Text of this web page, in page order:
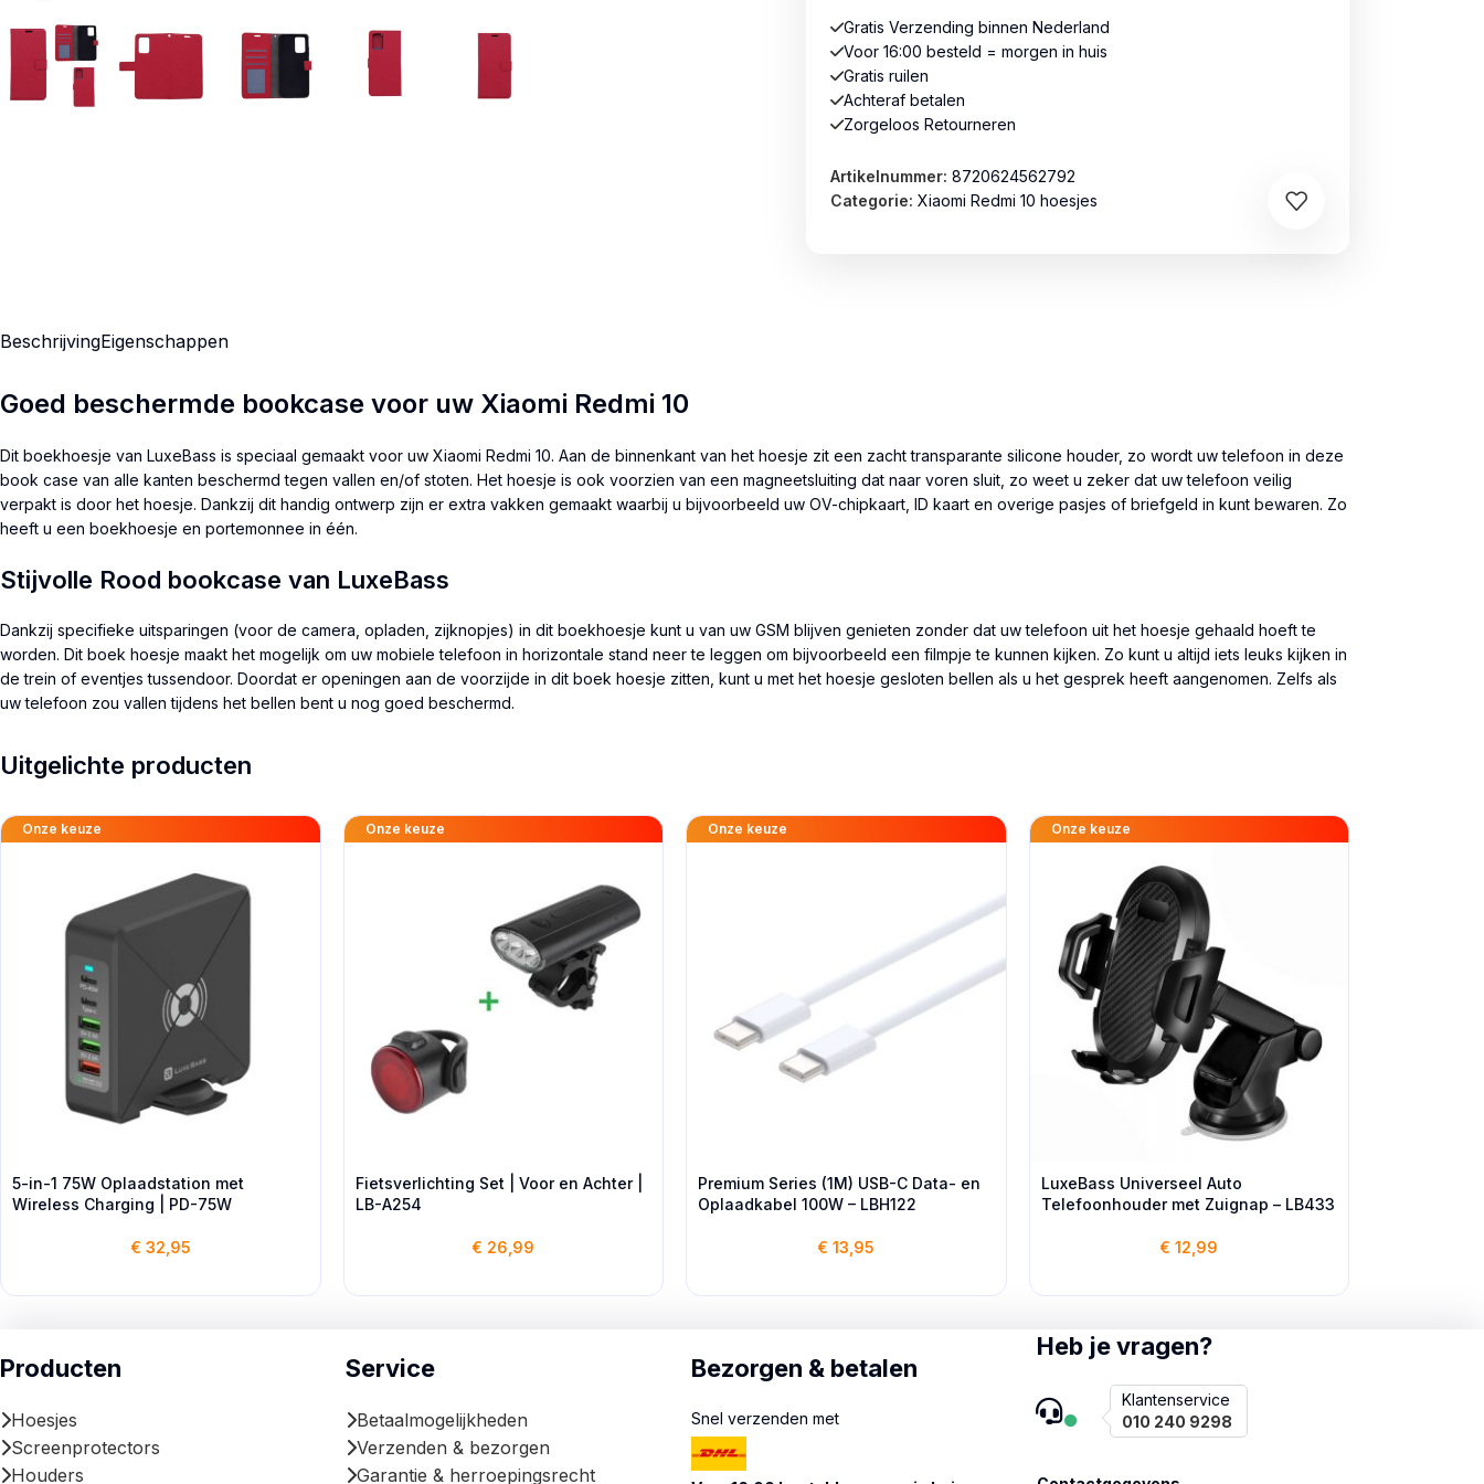
Gratis Verzending binnen Nederland
Voor 16:00 besteld = morgen in huis
Gratis ruilen
Achteraf betalen
Zorgeloos Retourneren
Artikelnummer:8720624562792
Categorie: Xiaomi Redmi 10 hoesjes
BeschrijvingEigenschappen
Goed beschermde bookcase voor uw Xiaomi Redmi 10
Dit boekhoesje van LuxeBass is speciaal gemaakt voor uw Xiaomi Redmi 10. Aan de binnenkant van het hoesje zit een zacht transparante silicone houder, zo wordt uw telefoon in deze
book case van alle kanten beschermd tegen vallen en/of stoten. Het hoesje is ook voorzien van een magneetsluiting dat naar voren sluit, zo weet u zeker dat uw telefoon veilig
verpakt is door het hoesje. Dankzij dit handig ontwerp zijn er extra vakken gemaakt waarbij u bijvoorbeeld uw OV-chipkaart, ID kaart en overige pasjes of briefgeld in kunt bewaren. Zo
heeft u een boekhoesje en portemonnee in één.
Stijvolle Rood bookcase van LuxeBass
Dankzij specifieke uitsparingen (voor de camera, opladen, zijknopjes) in dit boekhoesje kunt u van uw GSM blijven genieten zonder dat uw telefoon uit het hoesje gehaald hoeft te
worden. Dit boek hoesje maakt het mogelijk om uw mobiele telefoon in horizontale stand neer te leggen om bijvoorbeeld een filmpje te kunnen kijken. Zo kunt u altijd iets leuks kijken in
de trein of eventjes tussendoor. Doordat er openingen aan de voorzijde in dit boek hoesje zitten, kunt u met het hoesje gesloten bellen als u het gesprek heeft aangenomen. Zelfs als
uw telefoon zou vallen tijdens het bellen bent u nog goed beschermd.
Uitgelichte producten
Onze keuze
5-in-1 75W Oplaadstation met
Wireless Charging | PD-75W
€ 32,95
Onze keuze
Fietsverlichting Set | Voor en Achter |
LB-A254
€ 26,99
Onze keuze
Premium Series (1M) USB-C Data- en
Oplaadkabel 100W – LBH122
€ 13,95
Onze keuze
LuxeBass Universeel Auto
Telefoonhouder met Zuignap – LB433
€ 12,99
Producten
Hoesjes
Screenprotectors
Houders
Service
Betaalmogelijkheden
Verzenden & bezorgen
Garantie & herroepingsrecht
Bezorgen & betalen
Snel verzenden met
Heb je vragen?
Klantenservice
010 240 9298